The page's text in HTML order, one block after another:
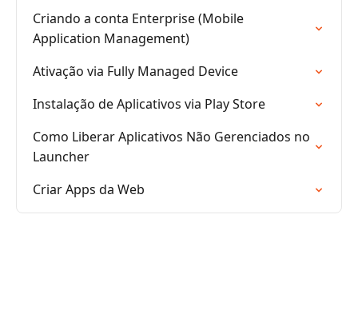
Criando a conta Enterprise (Mobile
Application Management)
Ativação via Fully Managed Device
Instalação de Aplicativos via Play Store
Como Liberar Aplicativos Não Gerenciados no
Launcher
Criar Apps da Web